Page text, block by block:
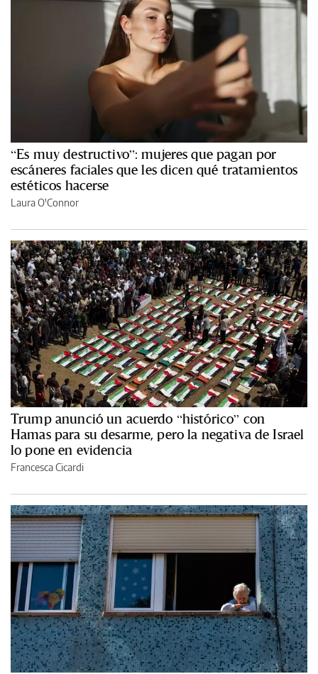
“Es muy destructivo”: mujeres que pagan por
escáneres faciales que les dicen qué tratamientos
estéticos hacerse
Laura O'Connor
Trump anunció un acuerdo “histórico” con
Hamas para su desarme, pero la negativa de Israel
lo pone en evidencia
Francesca Cicardi